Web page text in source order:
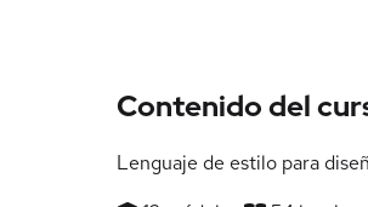
Contenido del
Lenguaje de estilo para